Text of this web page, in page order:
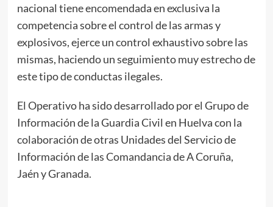
nacional tiene encomendada en exclusiva la
competencia sobre el control de las armas y
explosivos, ejerce un control exhaustivo sobre las
mismas, haciendo un seguimiento muy estrecho de
este tipo de conductas ilegales.
El Operativo ha sido desarrollado por el Grupo de
Información de la Guardia Civil en Huelva con la
colaboración de otras Unidades del Servicio de
Información de las Comandancia de A Coruña,
Jaén y Granada.